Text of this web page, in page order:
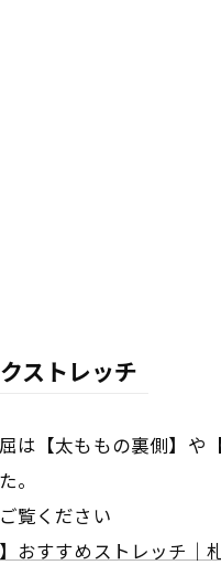
ストレッチ
は【太ももの裏側】や
。
覧ください
おすすめストレッチ｜